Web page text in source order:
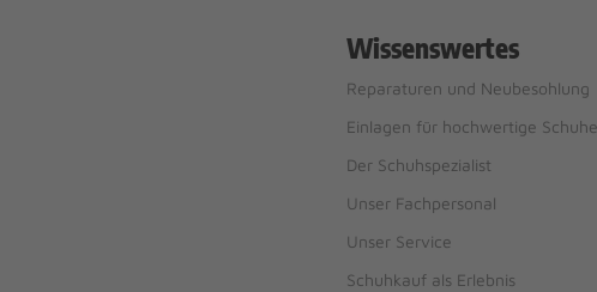
Wissenswertes
Reparaturen und Neubesohlung
Einlagen für hochwertige Schuhe
Der Schuhspezialist
Unser Fachpersonal
Unser Service
Schuhkauf als Erlebnis